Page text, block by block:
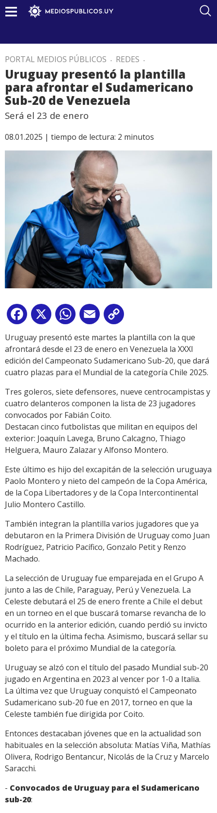
PORTAL MEDIOS PÚBLICOS . REDES .
Uruguay presentó la plantilla
para afrontar el Sudamericano
Sub-20 de Venezuela
Será el 23 de enero
08.01.2025 | tiempo de lectura: 2 minutos
Facebook
X WhatsApp
Email
Link
Uruguay presentó este martes la plantilla con la que
afrontará desde el 23 de enero en Venezuela la XXXI
edición del Campeonato Sudamericano Sub-20, que dará
cuatro plazas para el Mundial de la categoría Chile 2025.
Tres goleros, siete defensores, nueve centrocampistas y
cuatro delanteros componen la lista de 23 jugadores
convocados por Fabián Coito.
Destacan cinco futbolistas que militan en equipos del
exterior: Joaquín Lavega, Bruno Calcagno, Thiago
Helguera, Mauro Zalazar y Alfonso Montero.
Este último es hijo del excapitán de la selección uruguaya
Paolo Montero y nieto del campeón de la Copa América,
de la Copa Libertadores y de la Copa Intercontinental
Julio Montero Castillo.
También integran la plantilla varios jugadores que ya
debutaron en la Primera División de Uruguay como Juan
Rodríguez, Patricio Pacífico, Gonzalo Petit y Renzo
Machado.
La selección de Uruguay fue emparejada en el Grupo A
junto a las de Chile, Paraguay, Perú y Venezuela. La
Celeste debutará el 25 de enero frente a Chile el debut
en un torneo en el que buscará tomarse revancha de lo
ocurrido en la anterior edición, cuando perdió su invicto
y el título en la última fecha. Asimismo, buscará sellar su
boleto para el próximo Mundial de la categoría.
Uruguay se alzó con el título del pasado Mundial sub-20
jugado en Argentina en 2023 al vencer por 1-0 a Italia.
La última vez que Uruguay conquistó el Campeonato
Sudamericano sub-20 fue en 2017, torneo en que la
Celeste también fue dirigida por Coito.
Entonces destacaban jóvenes que en la actualidad son
habituales en la selección absoluta: Matías Viña, Mathías
Olivera, Rodrigo Bentancur, Nicolás de la Cruz y Marcelo
Saracchi.
- Convocados de Uruguay para el Sudamericano
sub-20: